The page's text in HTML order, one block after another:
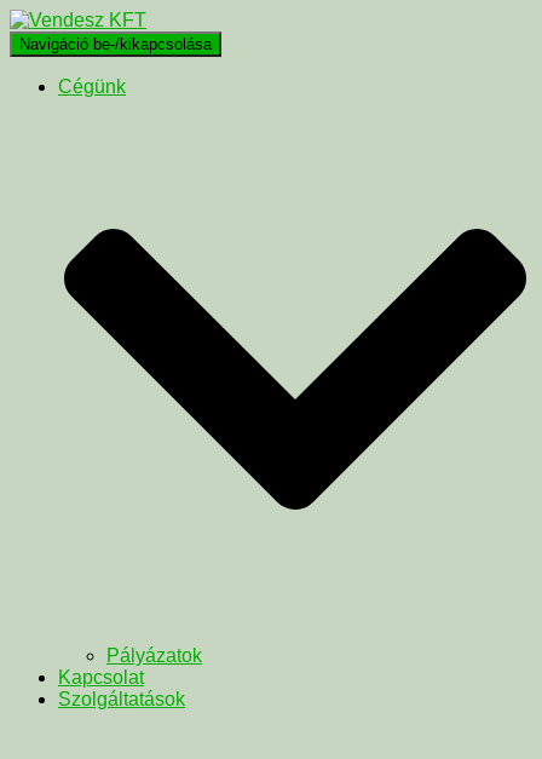
Navigáció be-/kikapcsolása
Cégünk
Pályázatok
Kapcsolat
Szolgáltatások